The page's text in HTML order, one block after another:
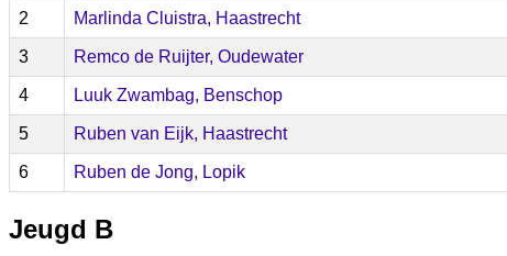
2 Marlinda Cluistra, Haastrecht
3 Remco de Ruijter, Oudewater
4 Luuk Zwambag, Benschop
5 Ruben van Eijk, Haastrecht
6 Ruben de Jong, Lopik
Jeugd B